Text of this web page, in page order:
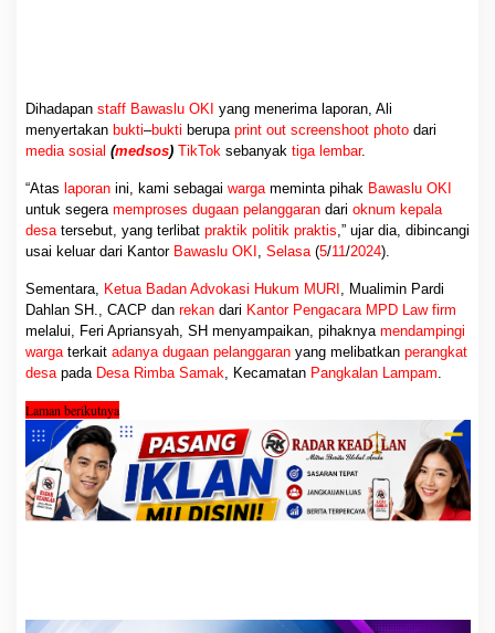
Dihadapan staff Bawaslu OKI yang menerima laporan, Ali
menyertakan bukti–bukti berupa print out screenshoot photodari
media sosial (medsos) TikToksebanyak tiga lembar.
“Atas laporanini, kami sebagai wargameminta pihak Bawaslu OKI
untuk segera memproses dugaan pelanggarandari oknum kepala
desatersebut, yang terlibat praktik politik praktis,” ujar dia, dibincangi
usai keluar dari Kantor Bawaslu OKI , Selasa(5/11/2024).
Sementara, Ketua Badan Advokasi Hukum MURI , Mualimin Pardi
Dahlan SH., CACP dan rekandari Kantor Pengacara MPD Law firm
melalui, Feri Apriansyah, SH menyampaikan, pihaknya mendampingi
wargaterkait adanya dugaan pelanggaranyang melibatkan perangkat
desapada Desa Rimba Samak, Kecamatan Pangkalan Lampam.
Laman berikutnya